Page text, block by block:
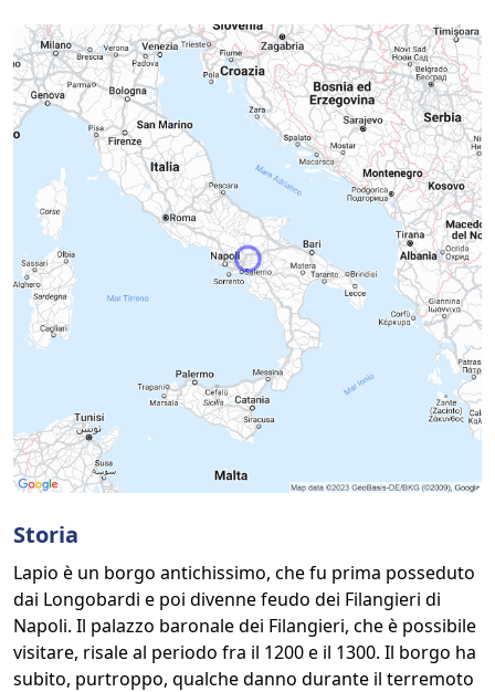
Storia
Lapio è un borgo antichissimo, che fu prima posseduto
dai Longobardi e poi divenne feudo dei Filangieri di
Napoli. Il palazzo baronale dei Filangieri, che è possibile
visitare, risale al periodo fra il 1200 e il 1300. Il borgo ha
subito, purtroppo, qualche danno durante il terremoto